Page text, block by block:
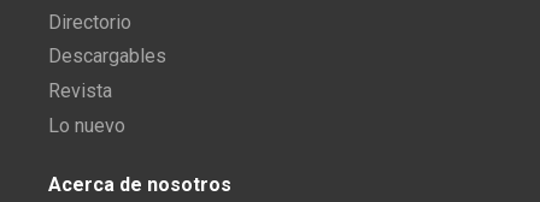
Directorio
Descargables
Revista
Lo nuevo
Acerca de nosotros